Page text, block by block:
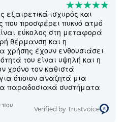
εξαιρετικά ισχυρός και
που προσφέρει πυκνό ατμό
εύκολος στη μεταφορά
θέρμανση και η
χρήσης έχουν ενθουσιάσει
του είναι υψηλή και η
χρόνο τον καθιστά
όποιον αναζητά μια
παραδοσιακά συστήματα
που
Verified by Trustvoice